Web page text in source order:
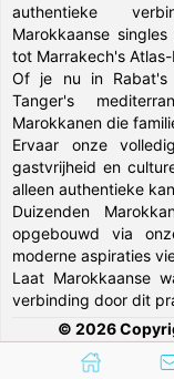
authentieke
Marokkaanse
tot Marrakech's
Of je nu in Rabat's
Tanger's
Marokkanen die
Ervaar onze
gastvrijheid en
alleen authentieke
Duizenden
opgebouwd via
moderne aspiraties
Laat Marokkaanse
verbinding door dit
© 2026